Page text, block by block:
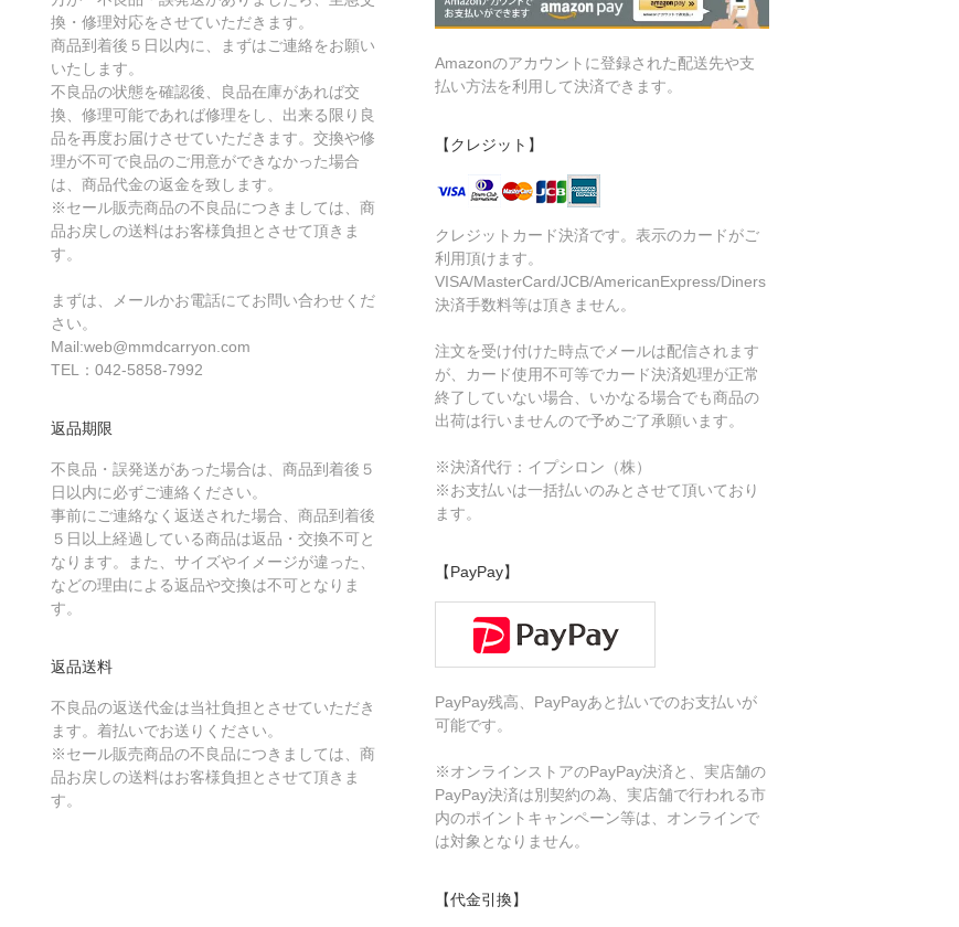
換・修理対応をさせていただきます。
商品到着後５日以内に、まずはご連絡をお願い
いたします。
不良品の状態を確認後、良品在庫があれば交
換、修理可能であれば修理をし、出来る限り良
品を再度お届けさせていただきます。交換や修
理が不可で良品のご用意ができなかった場合
は、商品代金の返金を致します。
※セール販売商品の不良品につきましては、商
品お戻しの送料はお客様負担とさせて頂きま
す。
まずは、メールかお電話にてお問い合わせくだ
さい。
Mail:web@mmdcarryon.com
TEL：042-5858-7992
返品期限
不良品・誤発送があった場合は、商品到着後５
日以内に必ずご連絡ください。
事前にご連絡なく返送された場合、商品到着後
５日以上経過している商品は返品・交換不可と
なります。また、サイズやイメージが違った、
などの理由による返品や交換は不可となりま
す。
返品送料
不良品の返送代金は当社負担とさせていただき
ます。着払いでお送りください。
※セール販売商品の不良品につきましては、商
品お戻しの送料はお客様負担とさせて頂きま
す。
Amazonのアカウントに登録された配送先や支
払い方法を利用して決済できます。
【クレジット】
クレジットカード決済です。表示のカードがご
利用頂けます。
VISA/MasterCard/JCB/AmericanExpress/Diners
決済手数料等は頂きません。
注文を受け付けた時点でメールは配信されます
が、カード使用不可等でカード決済処理が正常
終了していない場合、いかなる場合でも商品の
出荷は行いませんので予めご了承願います。
※決済代行：イプシロン（株）
※お支払いは一括払いのみとさせて頂いており
ます。
【PayPay】
PayPay残高、PayPayあと払いでのお支払いが
可能です。
※オンラインストアのPayPay決済と、実店舗の
PayPay決済は別契約の為、実店舗で行われる市
内のポイントキャンペーン等は、オンラインで
は対象となりません。
【代金引換】